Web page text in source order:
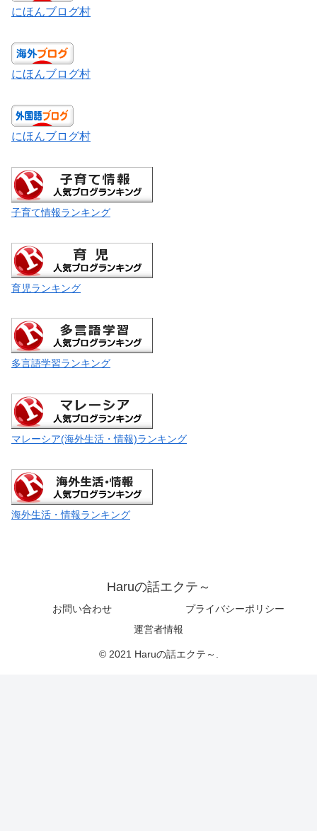
にほんブログ村
にほんブログ村
にほんブログ村
子育て情報ランキング
育児ランキング
多言語学習ランキング
マレーシア(海外生活・情報)ランキング
海外生活・情報ランキング
Haruの話エクテ～
お問い合わせ
プライバシーポリシー
運営者情報
© 2021 Haruの話エクテ～.